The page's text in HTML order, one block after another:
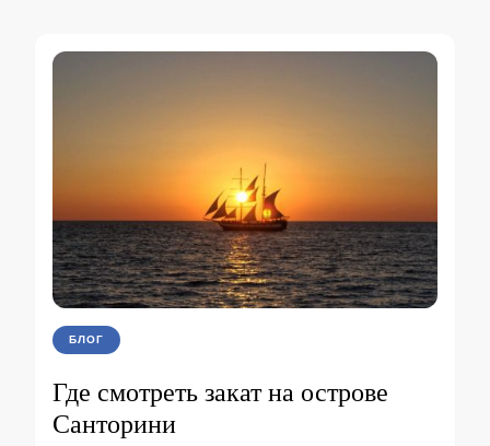
БЛОГ
Где смотреть закат на острове
Санторини